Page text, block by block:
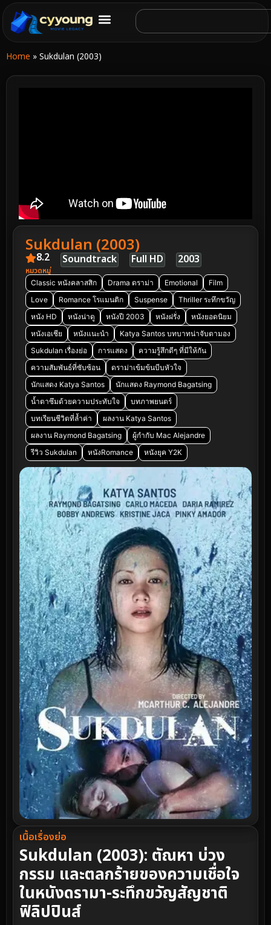
Home » Sukdulan (2003)
Sukdulan (2003)
8.2 Soundtrack Full HD 2003
หมวดหมู่
Classic หนังคลาสสิก Drama ดราม่า Emotional
Film
Love
Romance โรแมนติก Suspense
Thriller ระทึกขวัญ
หนัง HD
หนังน่าดู หนังปี 2003 หนังฝรั่ง
หนังยอดนิยม
หนังเอเชีย
หนังแนะนำ
Katya Santos บทบาทน่าจับตามอง
Sukdulan เรื่องย่อ
การแสดง
ความรู้สึกดีๆ ที่มีให้กัน
ความสัมพันธ์ที่ซับซ้อน
ดราม่าเข้มข้นบีบหัวใจ
นักแสดง Katya Santos
นักแสดง Raymond Bagatsing
น้ำตาซึมด้วยความประทับใจ
บทภาพยนตร์
บทเรียนชีวิตที่ล้ำค่า
ผลงาน Katya Santos
ผลงาน Raymond Bagatsing
ผู้กำกับ Mac Alejandre
รีวิว Sukdulan
หนังRomance หนังยุค Y2K
เนื้อเรื่องย่อ
Sukdulan (2003): ตัณหา บ่วง
กรรม และตลกร้ายของความเชื่อใจ
ในหนังดรามา-ระทึกขวัญสัญชาติ
ฟิลิปปินส์